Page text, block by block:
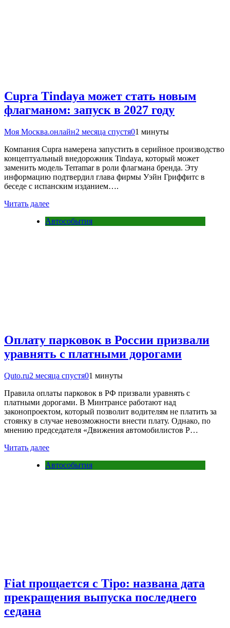
Cupra Tindaya может стать новым
флагманом: запуск в 2027 году
Моя Москва.онлайн2 месяца спустя01 минуты
Компания Cupra намерена запустить в серийное производство
концептуальный внедорожник Tindaya, который может
заменить модель Terramar в роли флагмана бренда. Эту
информацию подтвердил глава фирмы Уэйн Гриффитс в
беседе с испанским изданием….
Читать далее
Автособытия
Оплату парковок в России призвали
уравнять с платными дорогами
Quto.ru2 месяца спустя01 минуты
Правила оплаты парковок в РФ призвали уравнять с
платными дорогами. В Минтрансе работают над
законопроектом, который позволит водителям не платить за
стоянку в случае невозможности внести плату. Однако, по
мнению председателя «Движения автомобилистов Р…
Читать далее
Автособытия
Fiat прощается с Tipo: названа дата
прекращения выпуска последнего
седана